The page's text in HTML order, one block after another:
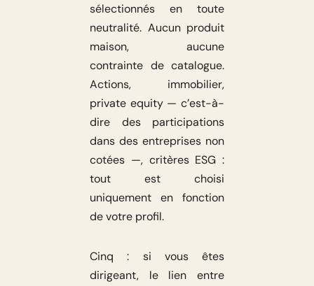
sélectionnés en toute
neutralité. Aucun produit
maison, aucune
contrainte de catalogue.
Actions, immobilier,
private equity — c’est-à-
dire des participations
dans des entreprises non
cotées —, critères ESG :
tout est choisi
uniquement en fonction
de votre profil.
Cinq : si vous êtes
dirigeant, le lien entre